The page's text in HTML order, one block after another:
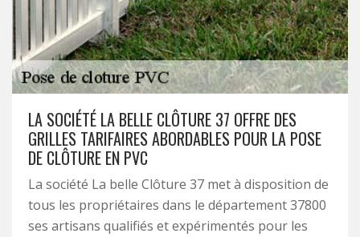
LA SOCIÉTÉ LA BELLE CLÔTURE 37 OFFRE DES
GRILLES TARIFAIRES ABORDABLES POUR LA POSE
DE CLÔTURE EN PVC
La société La belle Clôture 37 met à disposition de
tous les propriétaires dans le département 37800
ses artisans qualifiés et expérimentés pour les